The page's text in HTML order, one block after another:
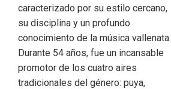
caracterizado por su estilo cercano,
su disciplina y un profundo
conocimiento de la música vallenata.
Durante 54 años, fue un incansable
promotor de los cuatro aires
tradicionales del género: puya,